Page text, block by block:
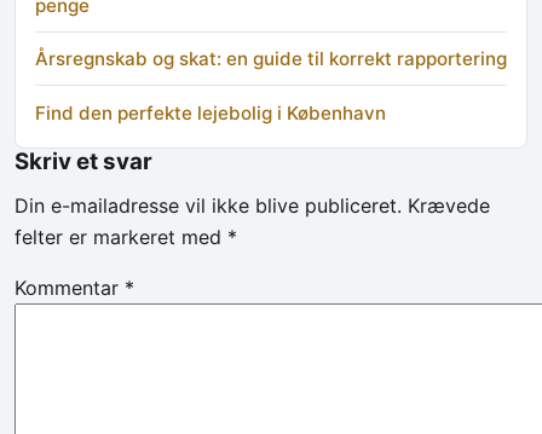
penge
Årsregnskab og skat: en guide til korrekt rapportering
Find den perfekte lejebolig i København
Skriv et svar
Din e-mailadresse vil ikke blive publiceret. Krævede
felter er markeret med *
Kommentar *